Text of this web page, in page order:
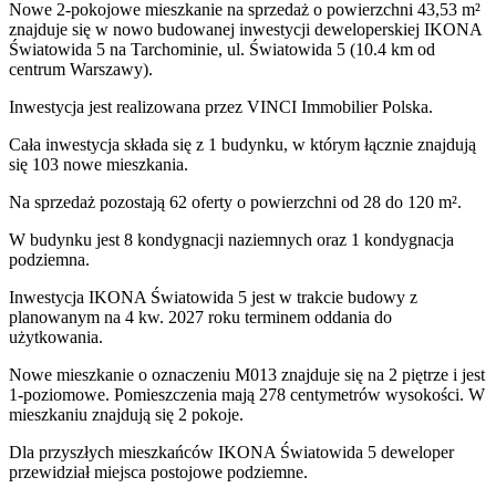
Nowe 2-pokojowe mieszkanie na sprzedaż o powierzchni 43,53 m²
znajduje się w nowo budowanej inwestycji deweloperskiej IKONA
Światowida 5 na Tarchominie, ul. Światowida 5 (10.4 km od
centrum Warszawy).
Inwestycja jest realizowana przez VINCI Immobilier Polska.
Cała inwestycja składa się z 1 budynku, w którym łącznie znajdują
się 103 nowe mieszkania.
Na sprzedaż pozostają 62 oferty o powierzchni od 28 do 120 m².
W budynku jest 8 kondygnacji naziemnych oraz 1 kondygnacja
podziemna.
Inwestycja IKONA Światowida 5 jest w trakcie budowy z
planowanym na 4 kw. 2027 roku terminem oddania do
użytkowania.
Nowe mieszkanie o oznaczeniu M013 znajduje się na 2 piętrze i jest
1-poziomowe. Pomieszczenia mają 278 centymetrów wysokości. W
mieszkaniu znajdują się 2 pokoje.
Dla przyszłych mieszkańców IKONA Światowida 5 deweloper
przewidziałmiejsca postojowe podziemne.